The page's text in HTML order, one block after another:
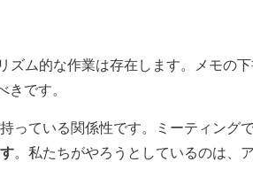
ム的な作業は存在します。メモの
です。
っている関係性です。ミーティング
。私たちがやろうとしているのは、